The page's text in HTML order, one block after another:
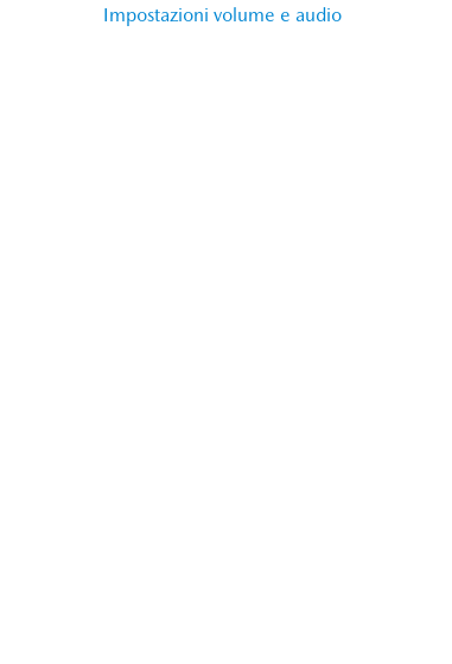
Impostazioni volume e audio